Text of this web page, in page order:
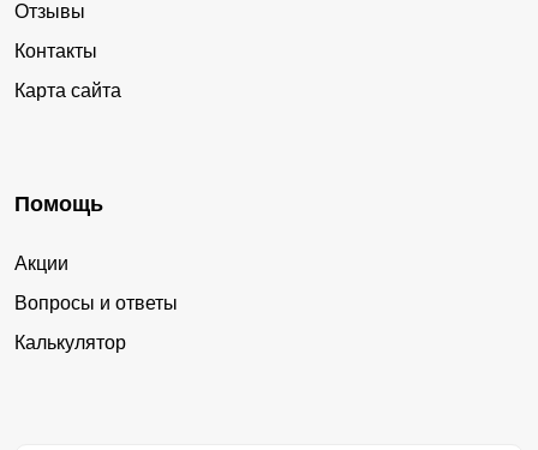
Отзывы
Контакты
Карта сайта
Помощь
Акции
Вопросы и ответы
Калькулятор